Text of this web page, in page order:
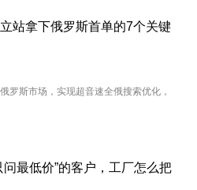
站拿下俄罗斯首单的7个关键
罗斯市场，实现超音速全俄搜索优化，
最低价”的客户，工厂怎么把